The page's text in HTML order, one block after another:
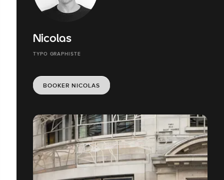
Nicolas
TYPO GRAPHISTE
BOOKER NICOLAS